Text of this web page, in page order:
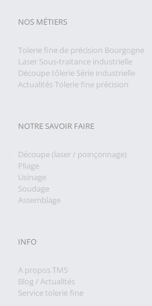
NOS MÉTIERS
Tolerie fine de précision Bourgogne
Laser Sous-traitance industrielle
Découpe tôlerie Série industrielle
Actualités Tolerie fine précision
NOTRE SAVOIR FAIRE
Découpe (laser / poinçonnage)
Pliage
Usinage
Soudage
Assemblage
INFO
A propos TMS
Blog / Actualités
Service tolerie fine